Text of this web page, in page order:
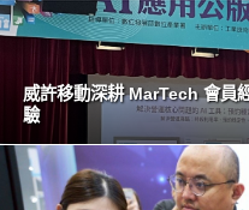
威許移動深耕 MarTech 會
驗